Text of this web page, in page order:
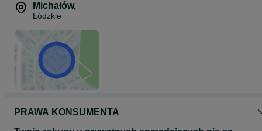
Michałów,
Łódzkie
PRAWA KONSUMENTA